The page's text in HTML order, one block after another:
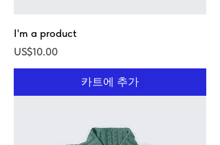
I'm a product
가격
US$10.00
카트에 추가